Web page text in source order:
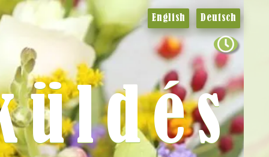
English Deutsch